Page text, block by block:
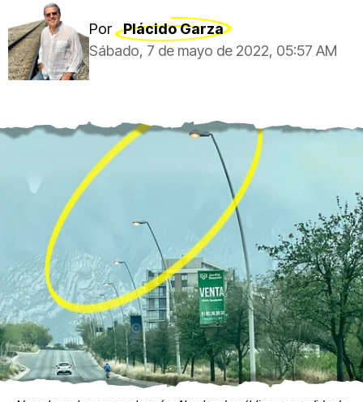
Por
Plácido Garza
Sábado, 7 de mayo de 2022, 05:57 AM